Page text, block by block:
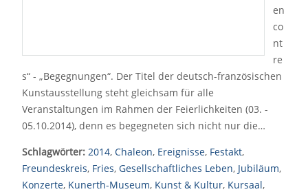
en
co
nt
re
s“ - „Begegnungen“. Der Titel der deutsch-französischen
Kunstausstellung steht gleichsam für alle
Veranstaltungen im Rahmen der Feierlichkeiten (03. -
05.10.2014), denn es begegneten sich nicht nur die…
Schlagwörter: 2014, Chaleon, Ereignisse, Festakt,
Freundeskreis, Fries, Gesellschaftliches Leben, Jubiläum,
Konzerte, Kunerth-Museum, Kunst & Kultur, Kursaal,